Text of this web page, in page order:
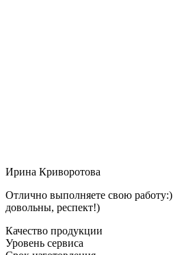
Ирина Криворотова
Отлично выполняете свою работу:)
довольны, респект!)
Качество продукции
Уровень сервиса